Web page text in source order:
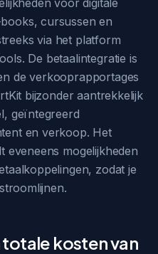
voor digitale
cursussen en
via het platform
De betaalintegratie is
de verkooprapportages
bijzonder aantrekkelijk
geïntegreerd
en verkoop. Het
eveneens mogelijkheden
zodat je
kosten van